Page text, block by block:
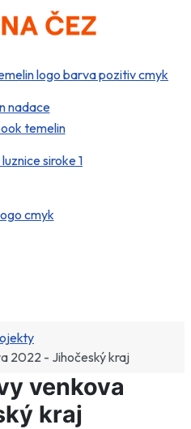
2022 - Jihočeský kraj
venkova
kraj